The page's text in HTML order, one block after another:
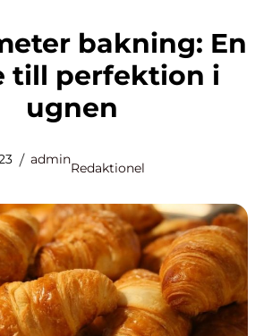
till perfektion i
ugnen
admin
Redaktionel